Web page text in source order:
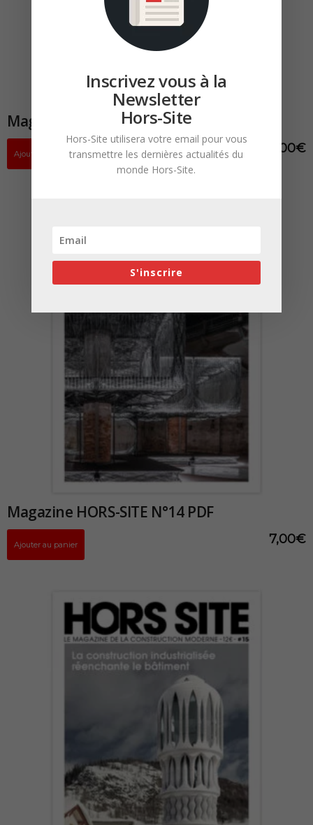
Magazine HORS-SITE N°13 PDF
7,00€
Ajouter au panier
Magazine HORS-SITE N°14 PDF
7,00€
Ajouter au panier
Inscrivez vous à la
Newsletter
Hors-Site
Hors-Site utilisera votre email pour vous
transmettre les dernières actualités du
monde Hors-Site.
S'inscrire